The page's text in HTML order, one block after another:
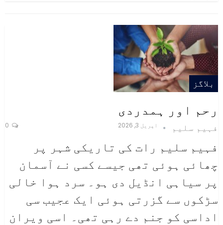
بلاگز
رحم اور ہمدردی
فہیم سلیم اپریل 3, 2026
فہیم سلیم رات کی تاریکی شہر پر
چھائی ہوئی تھی جیسے کسی نے آسمان
پر سیاہی انڈیل دی ہو۔ سرد ہوا خالی
سڑکوں سے گزرتی ہوئی ایک عجیب سی
اداسی کو جنم دے رہی تھی۔ اسی ویران